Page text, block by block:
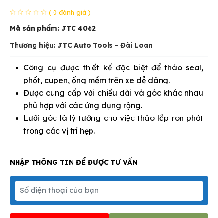
( 0 đánh giá )
Mã sản phẩm: JTC 4062
Thương hiệu: JTC Auto Tools - Đài Loan
Công cụ được thiết kế đặc biệt để tháo seal,
phốt, cupen, ống mềm trên xe dễ dàng.
Được cung cấp với chiều dài và góc khác nhau
phù hợp với các ứng dụng rộng.
Lưỡi góc là lý tưởng cho việc tháo lắp ron phớt
trong các vị trí hẹp.
NHẬP THÔNG TIN ĐỂ ĐƯỢC TƯ VẤN